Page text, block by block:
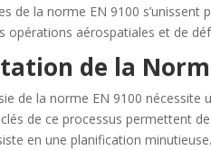
de la norme EN 9100
aérospatiales et de
de la
de la norme EN 9100
clés de ce processus permettent
en une planification